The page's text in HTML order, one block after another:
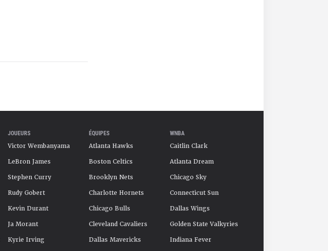
JOUEURS
Victor Wembanyama
LeBron James
Stephen Curry
Rudy Gobert
Kevin Durant
Ja Morant
Kyrie Irving
ÉQUIPES
Atlanta Hawks
Boston Celtics
Brooklyn Nets
Charlotte Hornets
Chicago Bulls
Cleveland Cavaliers
Dallas Mavericks
WNBA
Caitlin Clark
Atlanta Dream
Chicago Sky
Connecticut Sun
Dallas Wings
Golden State Valkyries
Indiana Fever